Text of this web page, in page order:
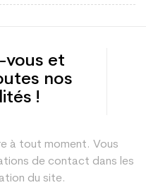
vous et
nos
!
à tout moment. Vous
de contact dans les
du site.